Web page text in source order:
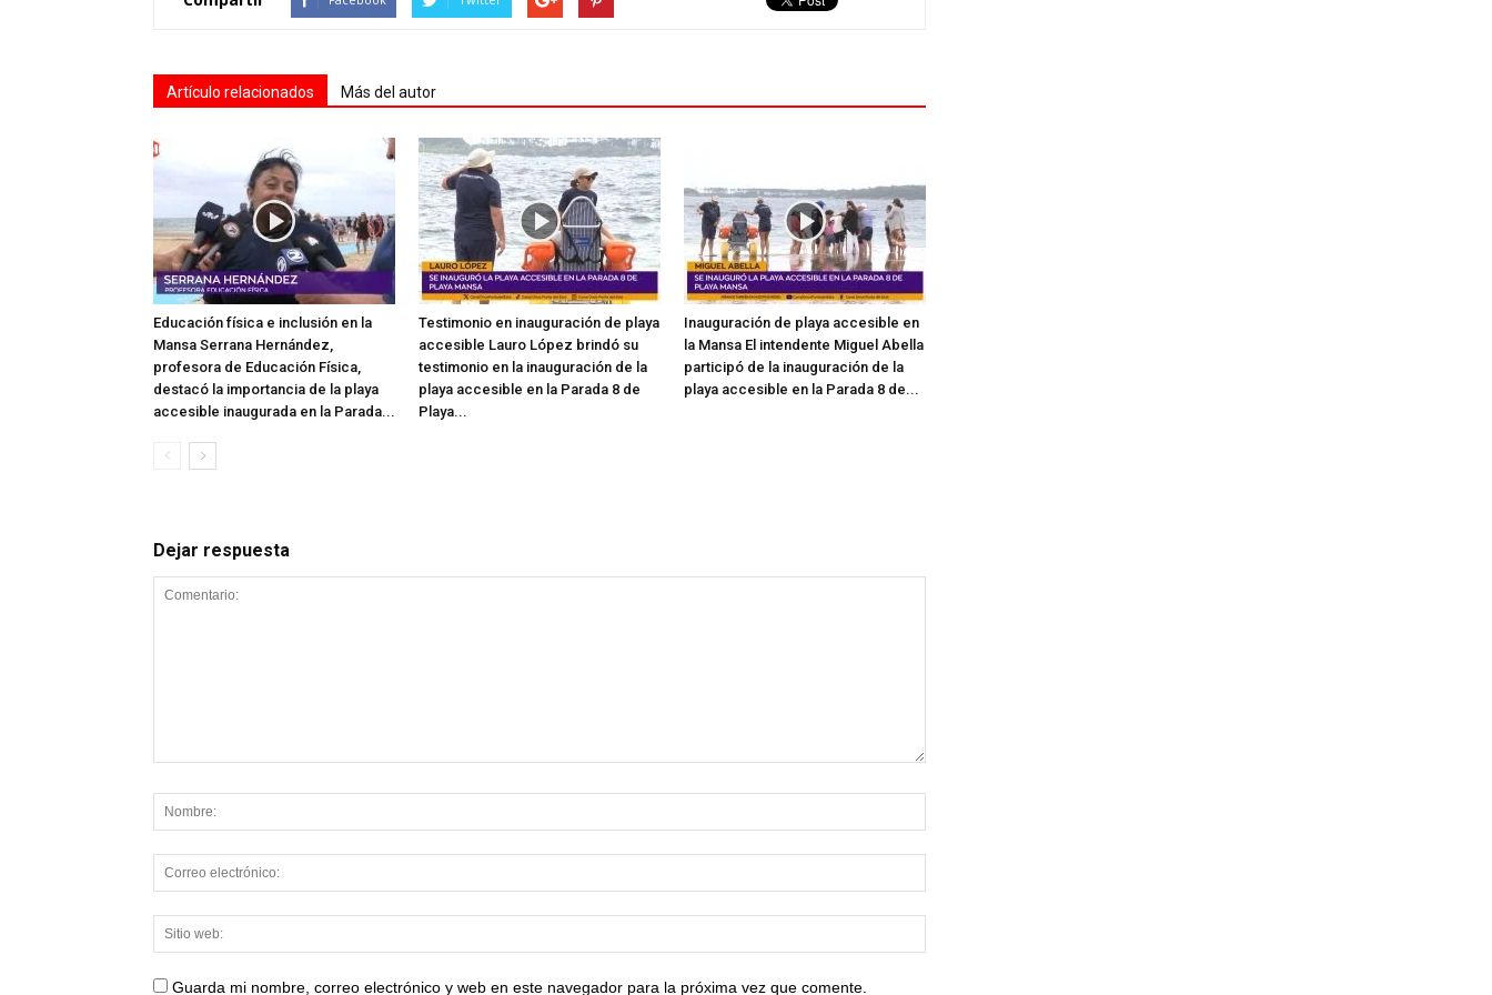
Artículo relacionados Más del autor
Educación física e inclusión en la
Mansa Serrana Hernández,
profesora de Educación Física,
destacó la importancia de la playa
accesible inaugurada en la Parada...
Testimonio en inauguración de playa
accesible Lauro López brindó su
testimonio en la inauguración de la
playa accesible en la Parada 8 de
Playa...
Inauguración de playa accesible en
la Mansa El intendente Miguel Abella
participó de la inauguración de la
playa accesible en la Parada 8 de...
Dejar respuesta
Guarda mi nombre, correo electrónico y web en este navegador para la próxima vez que comente.